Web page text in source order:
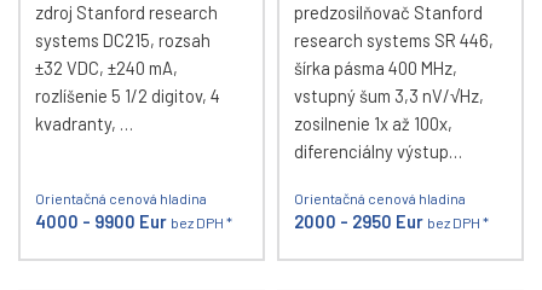
zdroj Stanford research
systems DC215, rozsah
±32 VDC, ±240 mA,
rozlíšenie 5 1/2 digitov, 4
kvadranty, …
Orientačná cenová hladina
4000 - 9900 Eur bez DPH *
predzosilňovač Stanford
research systems SR 446,
šírka pásma 400 MHz,
vstupný šum 3,3 nV/√Hz,
zosilnenie 1x až 100x,
diferenciálny výstup…
Orientačná cenová hladina
2000 - 2950 Eur bez DPH *